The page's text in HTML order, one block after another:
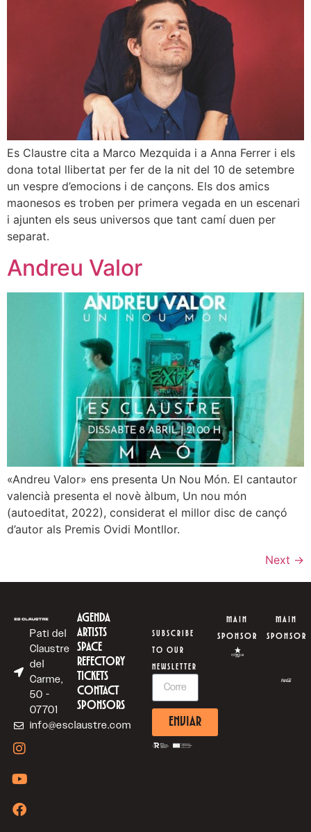
Es Claustre cita a Marco Mezquida i a Anna Ferrer i els
dona total llibertat per fer de la nit del 10 de setembre
un vespre d’emocions i de cançons. Els dos amics
maonesos es troben per primera vegada en un escenari
i ajunten els seus universos que tant camí duen per
separat.
Andreu Valor
«Andreu Valor» ens presenta Un Nou Món. El cantautor
valencià presenta el novè àlbum, Un nou món
(autoeditat, 2022), considerat el millor disc de cançó
d’autor als Premis Ovidi Montllor.
Next →
Pati del
Claustre
del
Carme,
50 -
07701
info@esclaustre.com
AGENDA
ARTISTS
SPACE
REFECTORY
TICKETS
CONTACT
SPONSORS
SUBSCRIBE
TO OUR
NEWSLETTER
ENVIAR
MAIN
SPONSOR
MAIN
SPONSOR